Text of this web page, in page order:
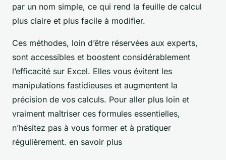
par un nom simple, ce qui rend la feuille de calcul
plus claire et plus facile à modifier.
Ces méthodes, loin d’être réservées aux experts,
sont accessibles et boostent considérablement
l’efficacité sur Excel. Elles vous évitent les
manipulations fastidieuses et augmentent la
précision de vos calculs. Pour aller plus loin et
vraiment maîtriser ces formules essentielles,
n’hésitez pas à vous former et à pratiquer
régulièrement. en savoir plus